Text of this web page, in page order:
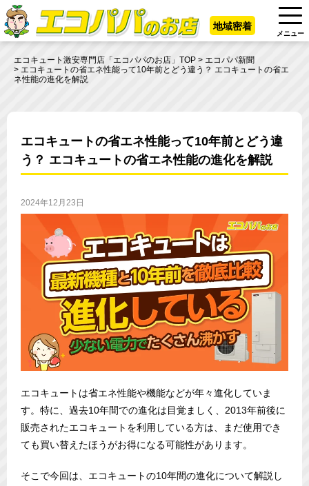
地域密着
メニュー
エコキュート激安専門店「エコパパのお店」TOP
エコパパ新聞
エコキュートの省エネ性能って10年前とどう違う？ エコキュートの省エ
ネ性能の進化を解説
エコキュートの省エネ性能って10年前とどう違
う？ エコキュートの省エネ性能の進化を解説
2024年12月23日
エコキュートは省エネ性能や機能などが年々進化していま
す。特に、過去10年間での進化は目覚ましく、2013年前後に
販売されたエコキュートを利用している方は、まだ使用でき
ても買い替えたほうがお得になる可能性があります。
そこで今回は、エコキュートの10年間の進化について解説し